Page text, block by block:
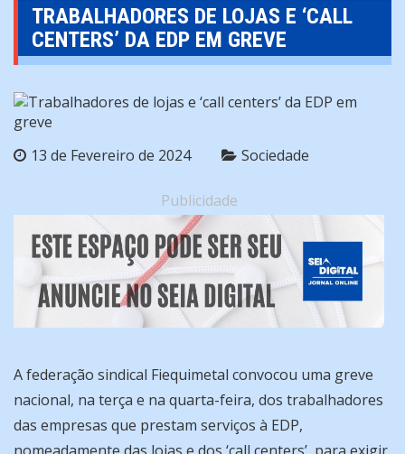
TRABALHADORES DE LOJAS E ‘CALL
CENTERS’ DA EDP EM GREVE
13 de Fevereiro de 2024 Sociedade
Publicidade
A federação sindical Fiequimetal convocou uma greve
nacional, na terça e na quarta-feira, dos trabalhadores
das empresas que prestam serviços à EDP,